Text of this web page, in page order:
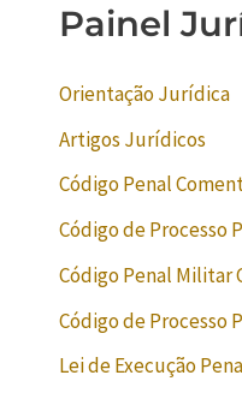
Painel
Orientação Jurídica
Artigos Jurídicos
Código Penal
Código de Processo
Código Penal Militar
Código de Processo
Lei de Execução